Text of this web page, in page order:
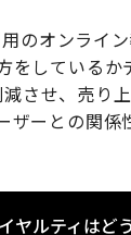
のオンライ
をしている
させ、売り
ザーとの関係
ヤルティはど